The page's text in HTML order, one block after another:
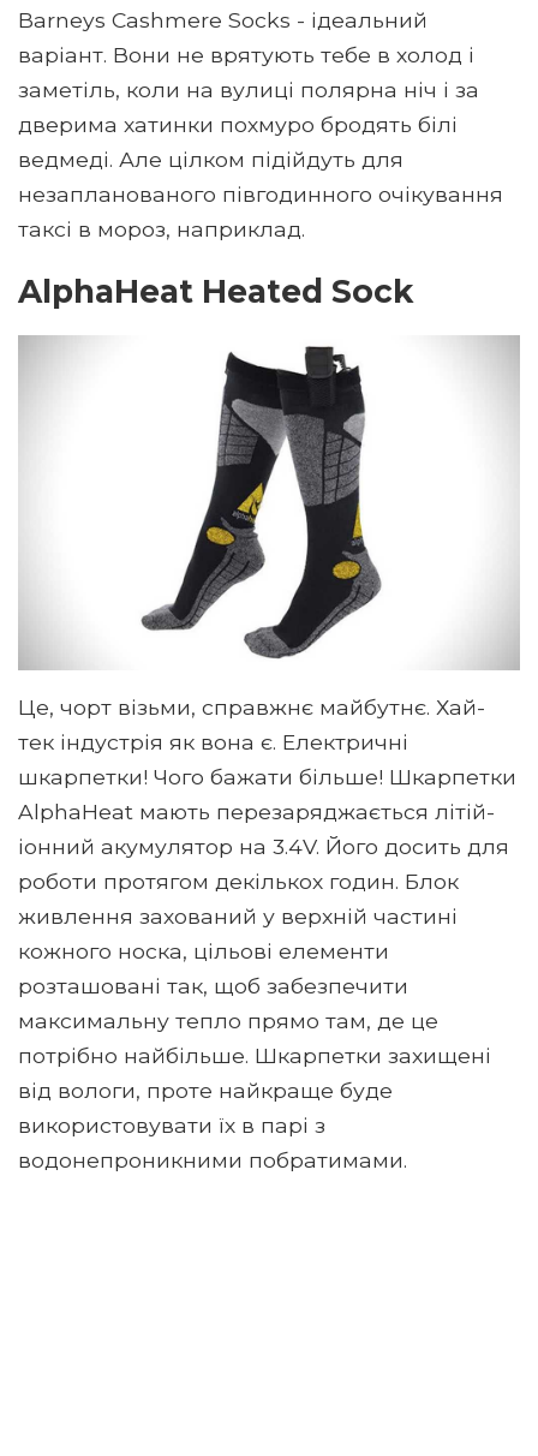
Barneys Cashmere Socks - ідеальний
варіант. Вони не врятують тебе в холод і
заметіль, коли на вулиці полярна ніч і за
дверима хатинки похмуро бродять білі
ведмеді. Але цілком підійдуть для
незапланованого півгодинного очікування
таксі в мороз, наприклад.
AlphaHeat Heated Sock
Це, чорт візьми, справжнє майбутнє. Хай-
тек індустрія як вона є. Електричні
шкарпетки! Чого бажати більше! Шкарпетки
AlphaHeat мають перезаряджається літій-
іонний акумулятор на 3.4V. Його досить для
роботи протягом декількох годин. Блок
живлення захований у верхній частині
кожного носка, цільові елементи
розташовані так, щоб забезпечити
максимальну тепло прямо там, де це
потрібно найбільше. Шкарпетки захищені
від вологи, проте найкраще буде
використовувати їх в парі з
водонепроникними побратимами.